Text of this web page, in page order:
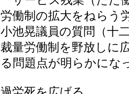
労働制の拡大をねらう
小池晃議員の質問（十
裁量労働制を野放しに
る問題点が明らかにな